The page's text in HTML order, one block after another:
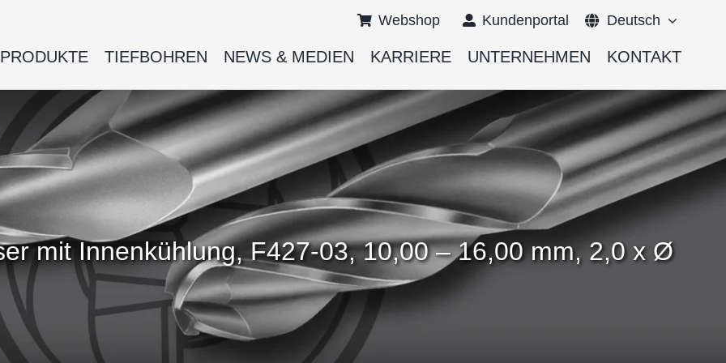
Webshop Kundenportal Deutsch
English
Français
PRODUKTE TIEFBOHREN NEWS & MEDIEN KARRIERE UNTERNEHMEN KONTAKT
mit Innenkühlung, F427-03, 10,00 – 16,00 mm, 2,0 x Ø